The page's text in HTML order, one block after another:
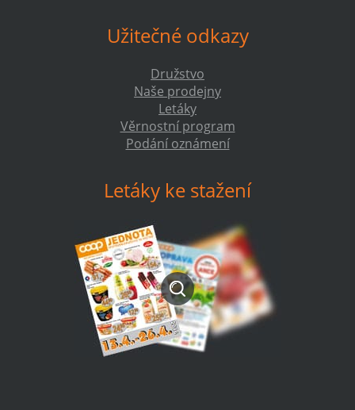
Užitečné odkazy
Družstvo
Naše prodejny
Letáky
Věrnostní program
Podání oznámení
Letáky ke stažení